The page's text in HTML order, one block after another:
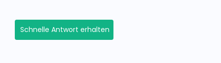
Schnelle Antwort erhalten